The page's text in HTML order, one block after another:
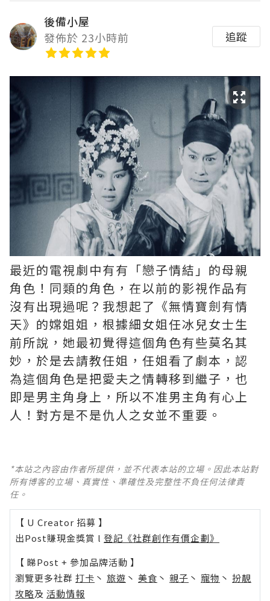
後備小屋
發佈於 23小時前
追蹤
最近的電視劇中有有「戀子情結」的母親
角色！同類的角色，在以前的影視作品有
沒有出現過呢？我想起了《無情寶劍有情
天》的嫦姐姐，根據細女姐任冰兒女士生
前所說，她最初覺得這個角色有些莫名其
妙，於是去請教任姐，任姐看了劇本，認
為這個角色是把愛夫之情轉移到繼子，也
即是男主角身上，所以不准男主角有心上
人！對方是不是仇人之女並不重要。
*本站之內容由作者所提供，並不代表本站的立場。因此本站對
所有博客的立場、真實性、準確性及完整性不負任何法律責
任。
【 U Creator 招募 】
出Post賺現金獎賞 l 登記《社群創作有價企劃》
【 睇Post + 參加品牌活動 】
瀏覽更多社群 打卡 丶 旅遊 丶 美食 丶 親子 丶 寵物 丶 扮靚
攻略及 活動情報